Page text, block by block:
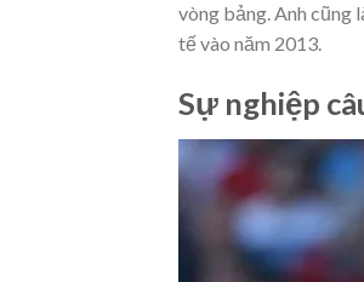
vòng bảng. Anh cũng
tế vào năm 2013.
Sự nghiệp